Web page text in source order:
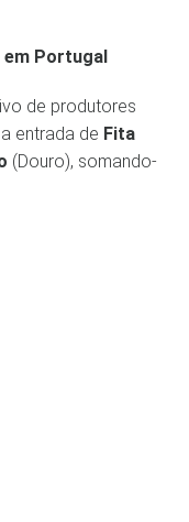
em Portugal
de produtores
entrada de Fita
(Douro), somando-